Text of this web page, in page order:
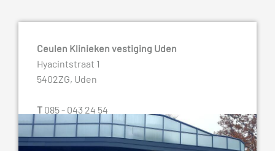
Ceulen Klinieken vestiging Uden
Hyacintstraat 1
5402ZG, Uden
T 085 - 043 24 54
Einfo@ceulenklinieken.nl